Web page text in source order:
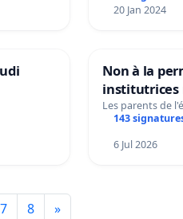
20 Jan 2024
Non à la
institutrices
Bléharies et
Préservons
enfants.
Les parents de
143
6 Jul 2026
7 8 »